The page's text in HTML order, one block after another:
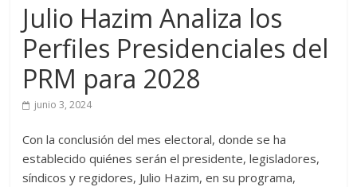
Julio Hazim Analiza los
Perfiles Presidenciales del
PRM para 2028
junio 3, 2024
Con la conclusión del mes electoral, donde se ha
establecido quiénes serán el presidente, legisladores,
síndicos y regidores, Julio Hazim, en su programa,